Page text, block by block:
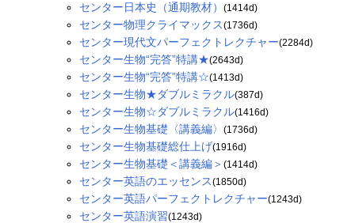
センター日本史（通期教材） (1414d)
センター物理クライマックス(1736d)
センター現代文パーフェクトレクチャー(2284d)
センター生物“完答”特講★(2643d)
センター生物“完答”特講☆(1413d)
センター生物★ダブルミラクル(387d)
センター生物☆ダブルミラクル(1416d)
センター生物基礎〈講義編〉 (1736d)
センター生物基礎総仕上げ(1916d)
センター生物基礎＜講義編＞ (1414d)
センター英語のエッセンス(1850d)
センター英語パーフェクトレクチャー(1243d)
センター英語演習(1243d)